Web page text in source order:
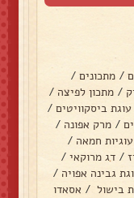
/ מתכונים /
/ מתכון לפיצה /
עוגת ביסקוויטים /
/ מרק אפונה /
עוגיות חמאה /
/ דג מרוקאי /
גבינה אפויה /
בישול / אסאדו